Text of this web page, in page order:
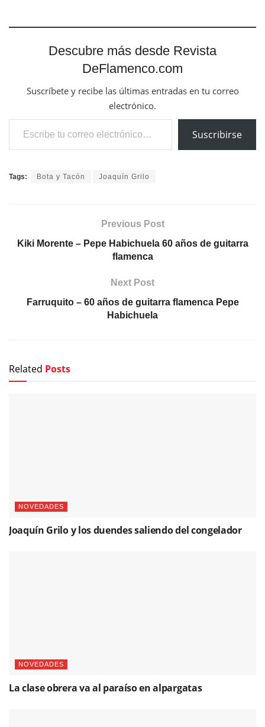
Descubre más desde Revista
DeFlamenco.com
Suscríbete y recibe las últimas entradas en tu correo
electrónico.
Escribe tu correo electrónico…
Suscribirse
Tags: Bota y Tacón Joaquín Grilo
Previous Post
Kiki Morente – Pepe Habichuela 60 años de guitarra
flamenca
Next Post
Farruquito – 60 años de guitarra flamenca Pepe
Habichuela
Related Posts
NOVEDADES
Joaquín Grilo y los duendes saliendo del congelador
NOVEDADES
La clase obrera va al paraíso en alpargatas